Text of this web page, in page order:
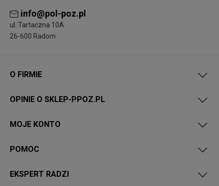
info@pol-poz.pl
ul. Tartaczna 10A
26-600 Radom
O FIRMIE
OPINIE O SKLEP-PPOZ.PL
MOJE KONTO
POMOC
EKSPERT RADZI